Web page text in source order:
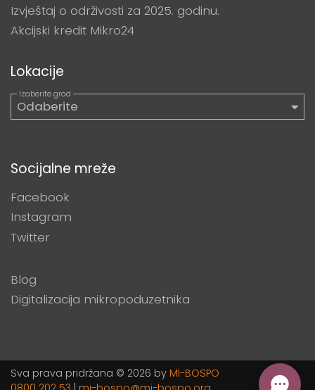
Izvještaj o održivosti za 2025. godinu.
Akcijski kredit Mikro24
Lokacije
Socijalne mreže
Facebook
Instagram
Twitter
Blog
Digitalizacija mikropoduzetnika
Sva prava pridržana © 2026 by MI-BOSPO